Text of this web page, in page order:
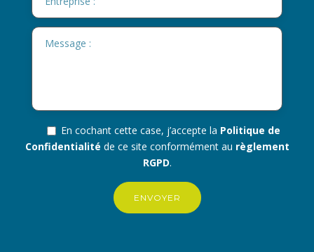
En cochant cette case, j’accepte la Politique de
Confidentialité de ce site conformément au règlement
RGPD.